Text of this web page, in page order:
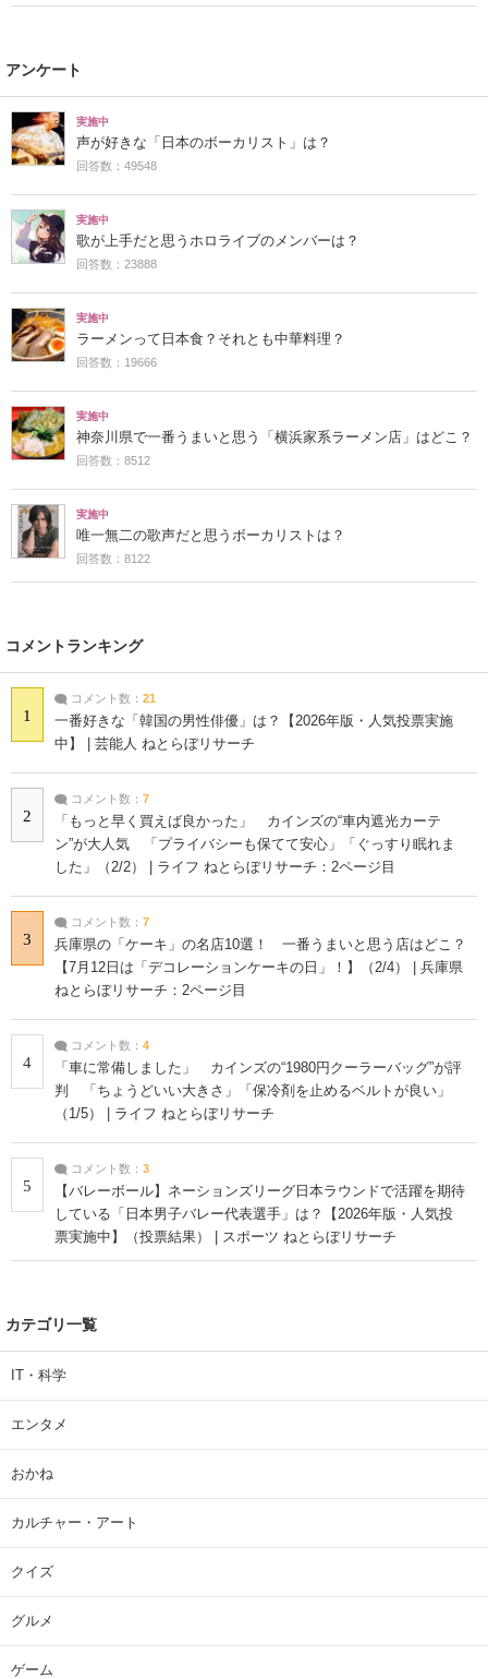
アンケート
実施中
声が好きな「日本のボーカリスト」は？
回答数：49548
実施中
歌が上手だと思うホロライブのメンバーは？
回答数：23888
実施中
ラーメンって日本食？それとも中華料理？
回答数：19666
実施中
神奈川県で一番うまいと思う「横浜家系ラーメン店」はどこ？
回答数：8512
実施中
唯一無二の歌声だと思うボーカリストは？
回答数：8122
コメントランキング
1
コメント数： 21
一番好きな「韓国の男性俳優」は？【2026年版・人気投票実施
中】 | 芸能人 ねとらぼリサーチ
2
コメント数： 7
「もっと早く買えば良かった」 カインズの“車内遮光カーテ
ン”が大人気 「プライバシーも保てて安心」「ぐっすり眠れま
した」（2/2） | ライフ ねとらぼリサーチ：2ページ目
3
コメント数： 7
兵庫県の「ケーキ」の名店10選！ 一番うまいと思う店はどこ？
【7月12日は「デコレーションケーキの日」！】（2/4） | 兵庫県
ねとらぼリサーチ：2ページ目
4
コメント数： 4
「車に常備しました」 カインズの“1980円クーラーバッグ”が評
判 「ちょうどいい大きさ」「保冷剤を止めるベルトが良い」
（1/5） | ライフ ねとらぼリサーチ
5
コメント数： 3
【バレーボール】ネーションズリーグ日本ラウンドで活躍を期待
している「日本男子バレー代表選手」は？【2026年版・人気投
票実施中】（投票結果） | スポーツ ねとらぼリサーチ
カテゴリ一覧
IT・科学
エンタメ
おかね
カルチャー・アート
クイズ
グルメ
ゲーム